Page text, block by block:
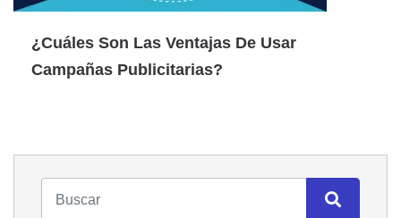
¿Cuáles Son Las Ventajas De Usar
Campañas Publicitarias?